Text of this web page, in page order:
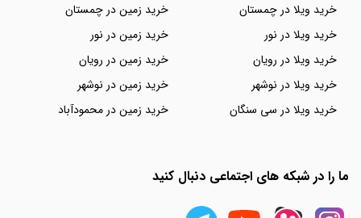
خرید ویلا در چمستان
خرید ویلا در نور
خرید ویلا در رویان
خرید ویلا در نوشهر
خرید ویلا در سی سنگان
خرید زمین در چمستان
خرید زمین در نور
خرید زمین در رویان
خرید زمین در نوشهر
خرید زمین در محمودآباد
ما را در شبکه های اجتماعی دنبال کنید